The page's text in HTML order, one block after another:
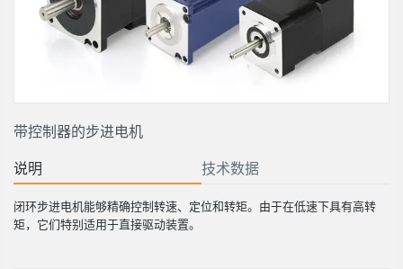
带控制器的步进电机
说明 技术数据
闭环步进电机能够精确控制转速、定位和转矩。由于在低速下具有高转
矩，它们特别适用于直接驱动装置。